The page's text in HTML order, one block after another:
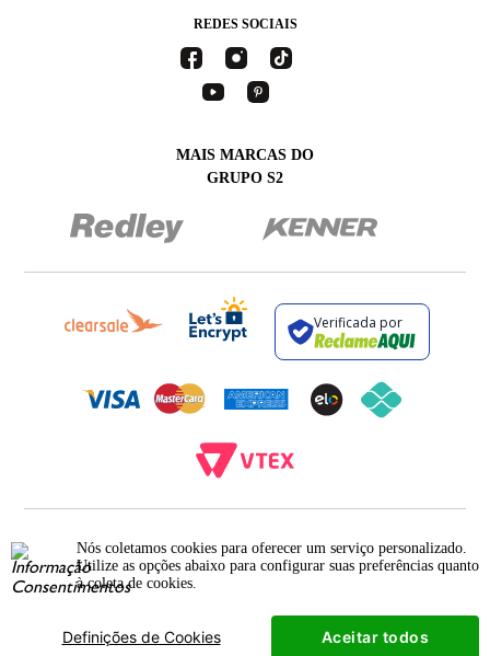
Nós coletamos cookies para oferecer um serviço personalizado.
Utilize as opções abaixo para configurar suas preferências quanto
à coleta de cookies.
Definições de Cookies Aceitar todos
REDES SOCIAIS
MAIS MARCAS DO
GRUPO S2
Verificada por
12.093.445/0002-23
RUA JUMECY RODRIGUES GOMES, 331 - ANEXO 2 - CENTRO - PIRAÍ - RIO DE
JANEIRO. CEP.: 27.175-000
Termos e Condições